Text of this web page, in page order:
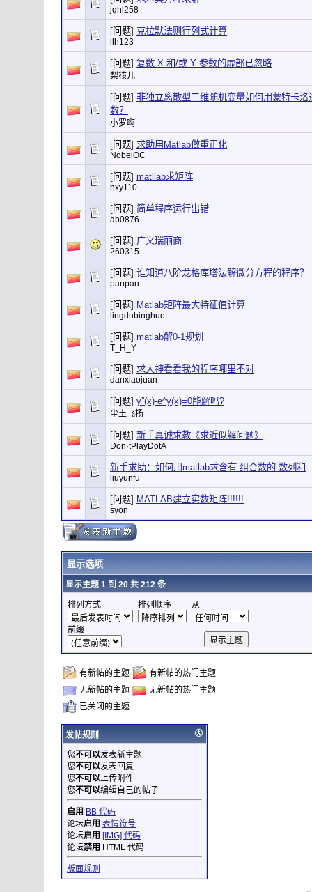
jqhl258
[问题] 克拉默法则行列式计算
llh123
[问题] 复数 X 和/或 Y 参数的虚部已忽略
梨核儿
[问题] 非独立离散型二维随机变量如何用蒙特卡
数？
小罗啊
[问题] 求助用Matlab做重正化
NobelOC
[问题] matllab求矩阵
hxy110
[问题] 简单程序运行出错
ab0876
[问题] 广义瑞丽商
260315
[问题] 谁知道八阶龙格库塔法解微分方程的程序？
panpan
[问题] Matlab矩阵最大特征值计算
lingdubinghuo
[问题] matlab解0-1规划
T_H_Y
[问题] 求大神看看我的程序哪里不对
danxiaojuan
[问题] y''(x)-e^y(x)=0能解吗?
尘土飞扬
[问题] 新手真诚求教《求近似解问题》
Don·tPlayDotA
新手求助：如何用matlab求含有 组合数的 数列和
liuyunfu
[问题] MATLAB建立实数矩阵!!!!!!
syon
显示选项
显示主题 1 到 20 共 212 条
排列方式 排列顺序 从
前缀
有新帖的主题
有新帖的热门主题
无新帖的主题
无新帖的热门主题
已关闭的主题
发帖规则
您不可以发表新主题
您不可以发表回复
您不可以上传附件
您不可以编辑自己的帖子
启用 BB 代码
论坛启用 表情符号
论坛启用 [IMG] 代码
论坛禁用 HTML 代码
版面规则